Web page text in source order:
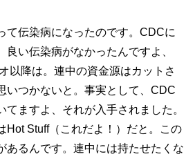
て伝染病になったのです。CDCに
良い伝染病がなかったんですよ、
以降は。連中の資金源はカットさ
いつかないと。事実として、CDC
てますよ、それが入手されました。
Hot Stuff（これだよ！）だと。この
あるんです。連中には持たせたくな